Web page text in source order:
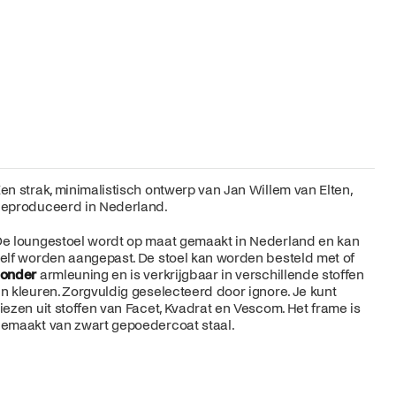
strak, minimalistisch ontwerp van Jan Willem van Elten,
in Nederland.
loungestoel wordt op maat gemaakt in Nederland en kan
worden aangepast. De stoel kan worden besteld met of
armleuning en is verkrijgbaar in verschillende stoffen
kleuren. Zorgvuldig geselecteerd door ignore. Je kunt
uit stoffen van Facet, Kvadrat en Vescom. Het frame is
van zwart gepoedercoat staal.